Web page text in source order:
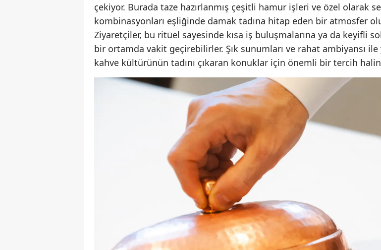
çekiyor. Burada taze hazırlanmış çeşitli hamur işleri ve özel olarak
kombinasyonları eşliğinde damak tadına hitap eden bir atmosfer
Ziyaretçiler, bu ritüel sayesinde kısa iş buluşmalarına ya da keyifli
bir ortamda vakit geçirebilirler. Şık sunumları ve rahat ambiyansı ile
kahve kültürünün tadını çıkaran konuklar için önemli bir tercih